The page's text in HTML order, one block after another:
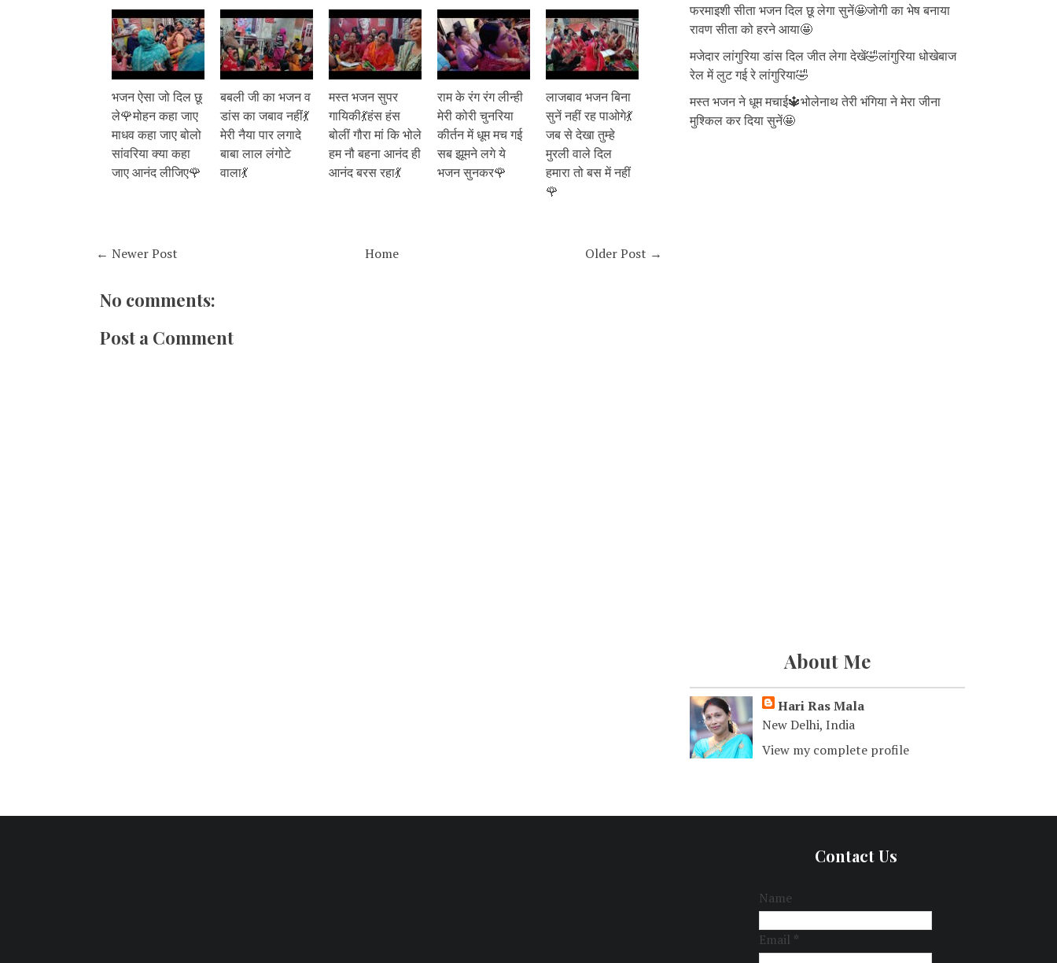
भजन ऐसा जो दिल छू
ले🌹मोहन कहा जाए
माधव कहा जाए बोलो
सांवरिया क्या कहा
जाए आनंद लीजिए🌹
बबली जी का भजन व
डांस का जबाव नहीं💃
मेरी नैया पार लगादे
बाबा लाल लंगोटे
वाला💃
मस्त भजन सुपर
गायिकी💃हंस हंस
बोलीं गौरा मां कि भोले
हम नौ बहना आनंद ही
आनंद बरस रहा💃
राम के रंग रंग लीन्ही
मेरी कोरी चुनरिया
कीर्तन में धूम मच गई
सब झूमने लगे ये
भजन सुनकर🌹
लाजबाव भजन बिना
सुनें नहीं रह पाओगे💃
जब से देखा तुम्हे
मुरली वाले दिल
हमारा तो बस में नहीं
🌹
← Newer Post Older Post →
Home
No comments:
Post a Comment
फरमाइशी सीता भजन दिल छू लेगा सुनें🤩जोगी का भेष बनाया
रावण सीता को हरने आया🤩
मजेदार लांगुरिया डांस दिल जीत लेगा देखें🤣लांगुरिया धोखेबाज
रेल में लुट गई रे लांगुरिया🤣
मस्त भजन ने धूम मचाई🔱भोलेनाथ तेरी भंगिया ने मेरा जीना
मुश्किल कर दिया सुनें🤩
About Me
Hari Ras Mala
New Delhi, India
View my complete profile
Contact Us
Name
Email *